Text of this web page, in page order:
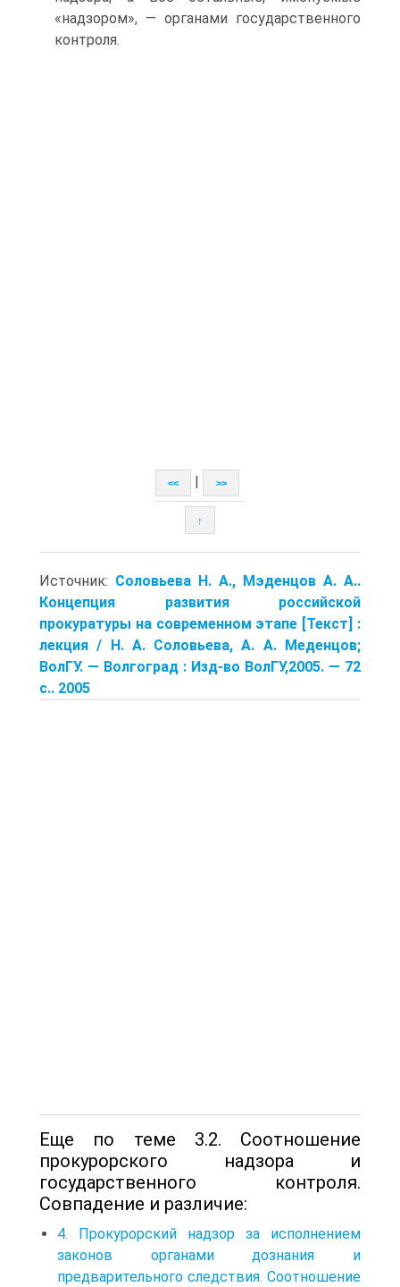
«надзором», — органами государственного
контроля.
<< >>
↑
Источник: Соловьева Н. А., Мэденцов А. А..
Концепция развития российской
прокуратуры на современном этапе [Текст] :
лекция / Н. А. Соловьева, А. А. Меденцов;
ВолГУ. — Волгоград : Изд-во ВолГУ,2005. — 72
с.. 2005
Еще по теме 3.2. Соотношение
прокурорского надзора и
государственного контроля.
Совпадение и различие:
4. Прокурорский надзор за исполнением
законов органами дознания и
предварительного следствия. Соотношение